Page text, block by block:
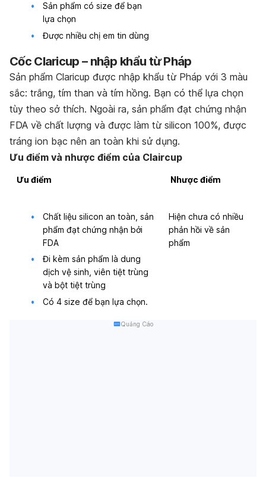
Sản phẩm có size để bạn
lựa chọn
Được nhiều chị em tin dùng
Cốc Claricup – nhập khẩu từ Pháp
Sản phẩm Claricup được nhập khẩu từ Pháp với 3 màu
sắc: trắng, tím than và tím hồng. Bạn có thể lựa chọn
tùy theo sở thích. Ngoài ra, sản phẩm đạt chứng nhận
FDA về chất lượng và được làm từ silicon 100%, được
tráng ion bạc nên an toàn khi sử dụng.
Ưu điểm và nhược điểm của Claircup
Ưu điểm Nhược điểm
Chất liệu silicon an toàn, sản
phẩm đạt chứng nhận bởi
FDA
Đi kèm sản phẩm là dung
dịch vệ sinh, viên tiệt trùng
và bột tiệt trùng
Có 4 size để bạn lựa chọn.
Hiện chưa có nhiều
phản hồi về sản
phẩm
Quảng Cáo